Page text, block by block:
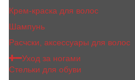
Крем-краска для волос
Шампунь
Расчски, аксессуары для волос
Уход за ногами
Стельки для обуви